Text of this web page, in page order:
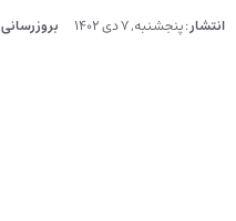
انتشار:پنجشنبه, 7 دی 1402 بروزرسانی